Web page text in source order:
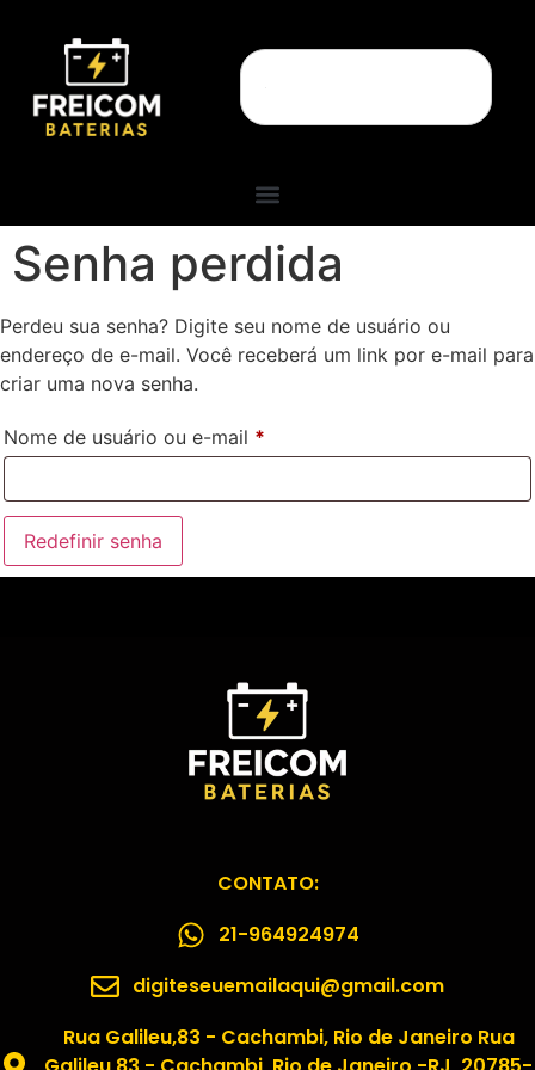
Senha perdida
Perdeu sua senha? Digite seu nome de usuário ou
endereço de e-mail. Você receberá um link por e-mail para
criar uma nova senha.
Nome de usuário ou e-mail *
Redefinir senha
CONTATO:
21-964924974
digiteseuemailaqui@gmail.com
Rua Galileu,83 - Cachambi, Rio de Janeiro Rua